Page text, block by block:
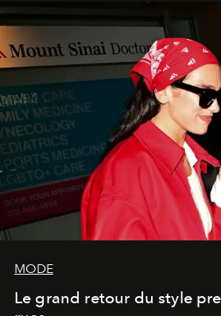
MODE
Le grand retour du style